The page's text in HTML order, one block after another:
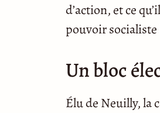
d’action, et ce
pouvoir socialiste
Un bloc
Élu de Neuilly, la